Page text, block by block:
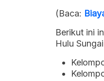
(Baca:
Berikut ini
Hulu